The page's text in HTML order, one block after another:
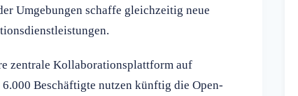
Umgebungen schaffe gleichzeitig neue
zentrale Kollaborationsplattform auf
Beschäftigte nutzen künftig die Open-